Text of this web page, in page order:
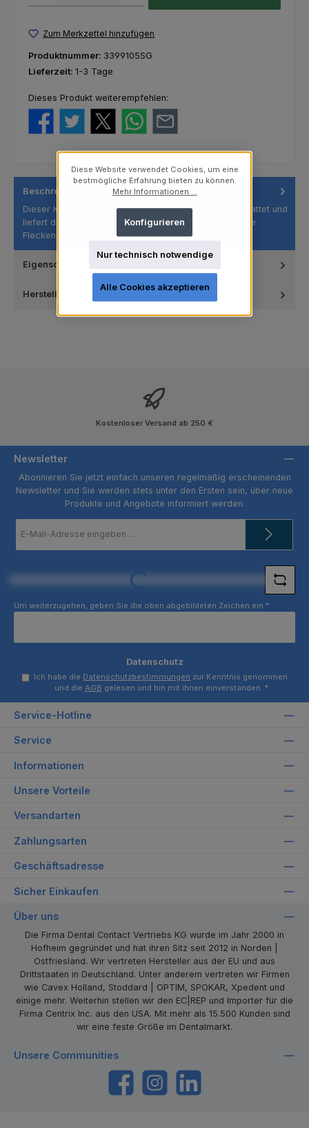
Zum Merkzettel hinzufügen
Produktnummer: 3399105SG
Lieferzeit: 1-3 Tage
Dieses Produkt weiterempfehlen:
Beschreibung
Dieser Kelch ist mit 4 Stegen und Innenrippen ausgestattet und
liefert die optimale Menge an Prophylaxepaste, um die
Flecken…
Eigenschaften
Hersteller
Kostenloser Versand ab 250 €
Newsletter
Abonnieren Sie jetzt einfach unseren regelmäßig erscheinenden
Newsletter und Sie werden stets unter den Ersten sein, über neue
Produkte und Angebote informiert werden.
Mail-
Loading...
Um weiterzugehen, geben Sie die oben abgebildeten Zeichen ein *
Datenschutz
Ich habe die Datenschutzbestimmungen zur Kenntnis genommen
und die AGB gelesen und bin mit ihnen einverstanden. *
Service-Hotline
Service
Informationen
Unsere Vorteile
Versandarten
Zahlungsarten
Geschäftsadresse
Sicher Einkaufen
Über uns
Die Firma Dental Contact Vertriebs KG wurde im Jahr 2000 in
Hofheim gegründet und hat ihren Sitz seit 2012 in Norden |
Ostfriesland. Wir vertreten Hersteller aus der EU und aus
Drittstaaten in Deutschland. Unter anderem vertreten wir Firmen
wie Cavex Holland, Stoddard | OPTIM, SPOKAR, Xpedent und
einige mehr. Weiterhin stellen wir den EC|REP und Importer für die
Firma Centrix Inc. aus den USA. Mit mehr als 15.500 Kunden sind
wir eine feste Größe im Dentalmarkt.
Unsere Communities
https://www.facebook.com/dentalcontact
Instagram
Diese Website verwendet Cookies, um eine
bestmögliche Erfahrung bieten zu können.
Mehr Informationen ...
Nur technisch notwendige
Konfigurieren
Alle Cookies akzeptieren